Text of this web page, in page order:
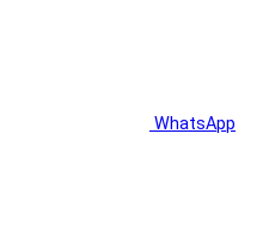
WhatsApp